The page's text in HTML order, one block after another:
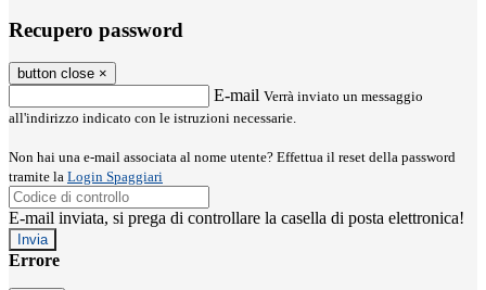
Recupero password
button close ×
E-mail Verrà inviato un messaggio
all'indirizzo indicato con le istruzioni necessarie.
Non hai una e-mail associata al nome utente? Effettua il reset della password
tramite la Login Spaggiari
E-mail inviata, si prega di controllare la casella di posta elettronica!
Errore